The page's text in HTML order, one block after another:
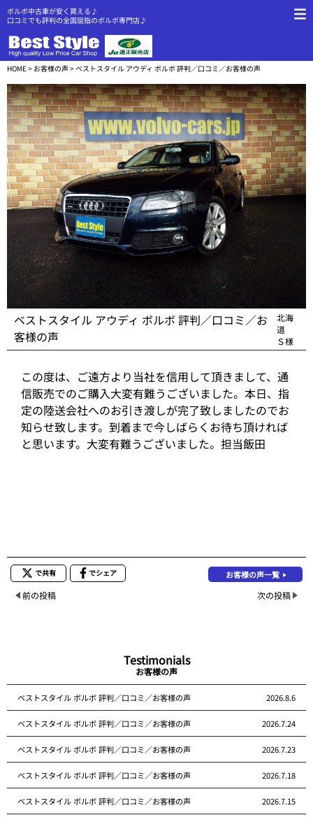
ボルボ中古車が安く買える♪
口コミでも評判の全国屈指のボルボ専門店♪
HOME> お客様の声> ベストスタイル アウディ ボルボ 評判／口コミ／お客様の声
ベストスタイル アウディ ボルボ 評判／口コミ／お
客様の声
北海
道
Ｓ様
この度は、ご遠方より当社を信用して頂きまして、通
信販売でのご購入大変有難うございました。本日、指
定の陸送会社へのお引き渡しが完了致しましたのでお
知らせ致します。到着まで今しばらくお待ち頂ければ
と思います。大変有難うございました。担当飯田
で共有 でシェア お客様の声一覧
前の投稿 次の投稿
Testimonials
お客様の声
ベストスタイル ボルボ 評判／口コミ／お客様の声 2026.8.6
ベストスタイル ボルボ 評判／口コミ／お客様の声 2026.7.24
ベストスタイル ボルボ 評判／口コミ／お客様の声 2026.7.23
ベストスタイル ボルボ 評判／口コミ／お客様の声 2026.7.18
ベストスタイル ボルボ 評判／口コミ／お客様の声 2026.7.15